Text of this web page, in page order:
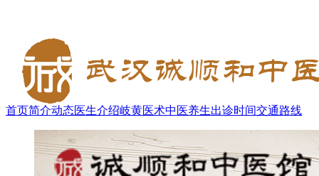
首页简介动态医生介绍岐黄医术中医养生出诊时间交通路线